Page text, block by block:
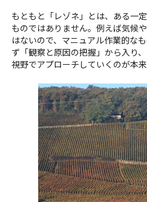
もともと「レゾネ」とは、ある一
ものではありません。例えば気候
はないので、マニュアル作業的な
ず「観察と原因の把握」から入り
視野でアプローチしていくのが本